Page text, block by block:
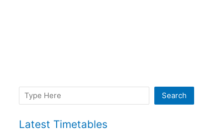
Search Search
Latest Timetables